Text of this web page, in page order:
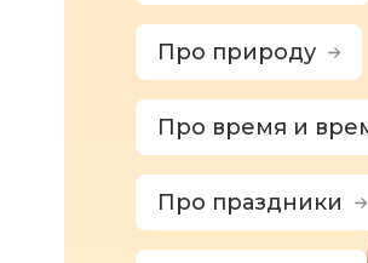
Про природу
Про время и
Про праздники